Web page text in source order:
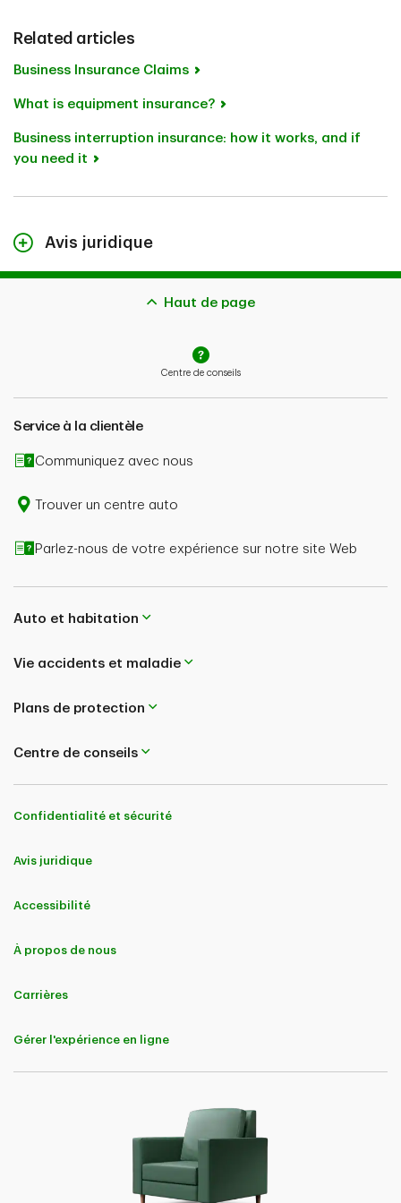
Related articles
Business Insurance Claims
What is equipment insurance?
Business interruption insurance: how it works, and if
you need it
Avis juridique
The content on this page is for general information
In the event you make a claim, potential
indemnification is also subject to the receivability of
the claim and the type of coverage you bought.
In the case of conflict between the content on this
page and your policy wordings, your policy wordings
shall prevail. Please speak to an Advisor or consult
Haut de page
Centre de conseils
Service à la clientèle
Communiquez avec nous
Trouver un centre auto
Parlez-nous de votre expérience sur notre site Web
Auto et habitation
Vie accidents et maladie
Plans de protection
Centre de conseils
Confidentialité et sécurité
Avis juridique
Accessibilité
À propos de nous
Carrières
Gérer l'expérience en ligne